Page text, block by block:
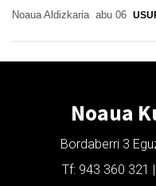
Noaua Aldizkaria abu 06
Noaua
Bordaberri 3
Tf: 943 360 321